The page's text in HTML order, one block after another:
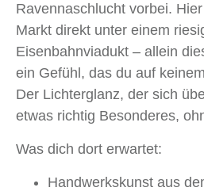
Ravennaschlucht vorbei.
Markt direkt unter einem
Eisenbahnviadukt – allein
ein Gefühl, das du auf
Der Lichterglanz, der sich
etwas richtig Besonderes,
Was dich dort erwartet:
Handwerkskunst aus